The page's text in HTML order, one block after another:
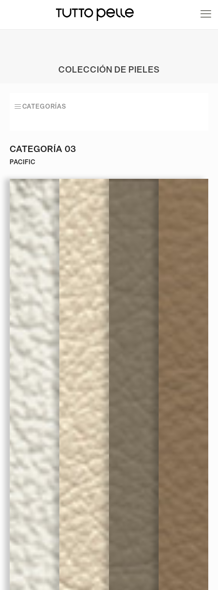
20% EN PRODUCTOS A FABRICACIÓN
COLECCIÓN DE PIELES
CATEGORÍAS
CATEGORÍA 03
PACIFIC